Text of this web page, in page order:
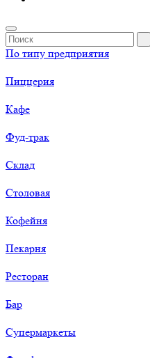
По типу предприятия
Пиццерия
Кафе
Фуд-трак
Склад
Столовая
Кофейня
Пекарня
Ресторан
Бар
Супермаркеты